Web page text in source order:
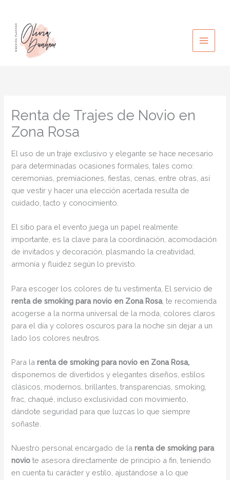
contenido
Renta de Trajes de Novio en
Zona Rosa
El uso de un traje exclusivo y elegante se hace necesario
para determinadas ocasiones formales, tales como:
ceremonias, premiaciones, fiestas, cenas, entre otras, así
que vestir y hacer una elección acertada resulta de
cuidado, tacto y conocimiento.
El sitio para el evento juega un papel realmente
importante, es la clave para la coordinación, acomodación
de invitados y decoración, plasmando la creatividad,
armonía y fluidez según lo previsto.
Para escoger los colores de tu vestimenta, El servicio de
renta de smoking para novio en Zona Rosa, te recomienda
acogerse a la norma universal de la moda, colores claros
para el día y colores oscuros para la noche sin dejar a un
lado los colores neutros.
Para larenta de smoking para novio en Zona Rosa,
disponemos de divertidos y elegantes diseños, estilos
clásicos, modernos, brillantes, transparencias, smoking,
frac, chaqué, incluso exclusividad con movimiento,
dándote seguridad para que luzcas lo que siempre
soñaste.
Nuestro personal encargado de larenta de smoking para
novio te asesora directamente de principio a fin, teniendo
en cuenta tu carácter y estilo, ajustándose a lo que